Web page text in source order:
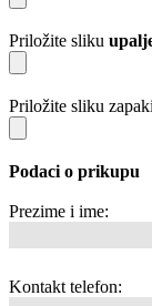
Priložite sliku
Priložite sliku
Podaci o prikupu
Prezime i ime:
Kontakt telefon: